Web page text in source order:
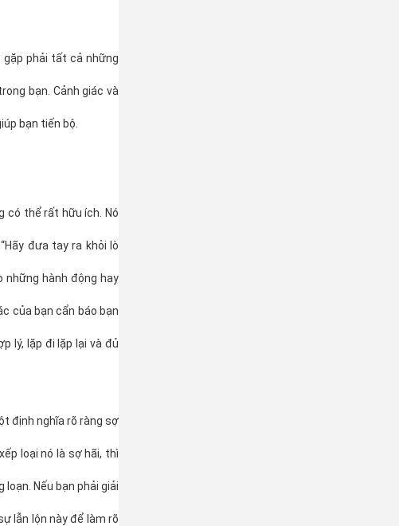
gặp phải tất cả những
bạn. Cảnh giác và
bạn tiến bộ.
có thể rất hữu ích. Nó
đưa tay ra khỏi lò
những hành động hay
của bạn cẩn báo bạn
lý, lặp đi lặp lại và đủ
định nghĩa rõ ràng sợ
loại nó là sợ hãi, thì
Nếu bạn phải giải
lẫn lộn này để làm rõ